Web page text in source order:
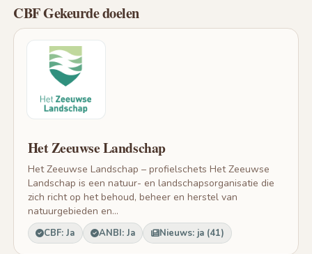
CBF Gekeurde doelen
Het Zeeuwse Landschap
Het Zeeuwse Landschap – profielschets Het Zeeuwse
Landschap is een natuur- en landschapsorganisatie die
zich richt op het behoud, beheer en herstel van
natuurgebieden en...
CBF: Ja ANBI: Ja Nieuws: ja (41)